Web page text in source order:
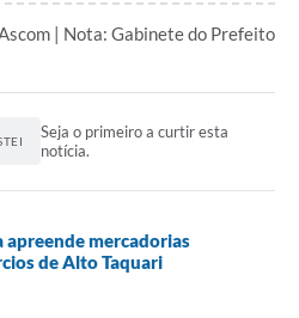
| Nota: Gabinete do Prefeito
Seja o primeiro a curtir esta
notícia.
apreende mercadorias
de Alto Taquari